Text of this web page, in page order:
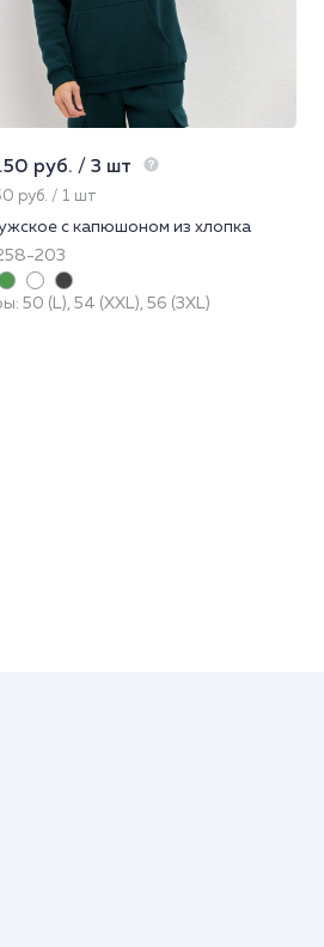
руб. / 3 шт
руб. / 1 шт
с капюшоном из хлопка
203
50 (L), 54 (XXL), 56 (3XL)